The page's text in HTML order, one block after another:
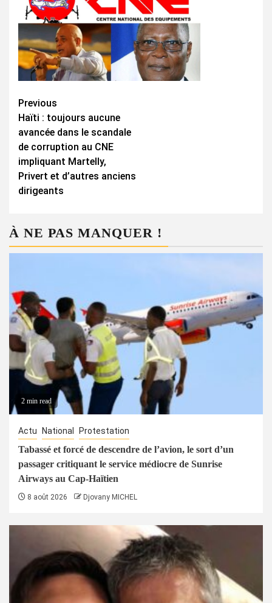
Continue
Reading
Previous
Haïti : toujours aucune
avancée dans le scandale
de corruption au CNE
impliquant Martelly,
Privert et d’autres anciens
dirigeants
À NE PAS MANQUER !
2 min read
Actu National Protestation
Tabassé et forcé de descendre de l’avion, le sort d’un
passager critiquant le service médiocre de Sunrise
Airways au Cap-Haïtien
8 août 2026 Djovany MICHEL